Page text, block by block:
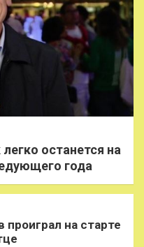
останется на
года
проиграл на старте